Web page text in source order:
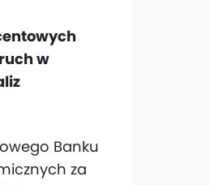
w
Banku
za